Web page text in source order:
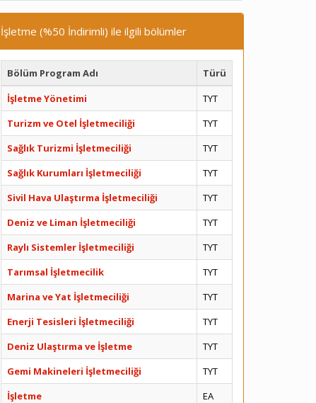
İşletme (%50 İndirimli) ile ilgili bölümler
Bölüm Program Adı
Türü
İşletme Yönetimi
TYT
Turizm ve Otel İşletmeciliği
TYT
Sağlık Turizmi İşletmeciliği
TYT
Sağlık Kurumları İşletmeciliği
TYT
Sivil Hava Ulaştırma İşletmeciliği
TYT
Deniz ve Liman İşletmeciliği
TYT
Raylı Sistemler İşletmeciliği
TYT
Tarımsal İşletmecilik
TYT
Marina ve Yat İşletmeciliği
TYT
Enerji Tesisleri İşletmeciliği
TYT
Deniz Ulaştırma ve İşletme
TYT
Gemi Makineleri İşletmeciliği
TYT
İşletme
EA